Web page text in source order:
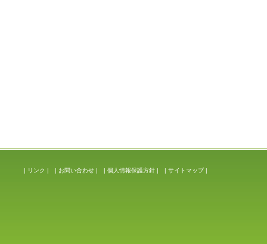
| リンク | | お問い合わせ | | 個人情報保護方針 | | サイトマップ|